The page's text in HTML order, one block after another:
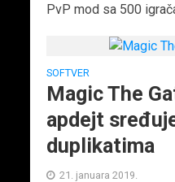
PvP mod sa 500
SOFTVER
Magic The
apdejt
duplikatima
21. januara 2019.